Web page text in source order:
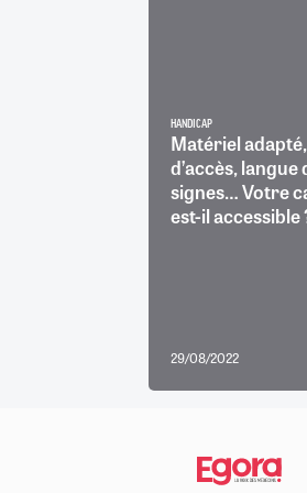
HANDICAP
Matériel
d’accès, langue
signes… Votre
est-il accessible
29/08/2022